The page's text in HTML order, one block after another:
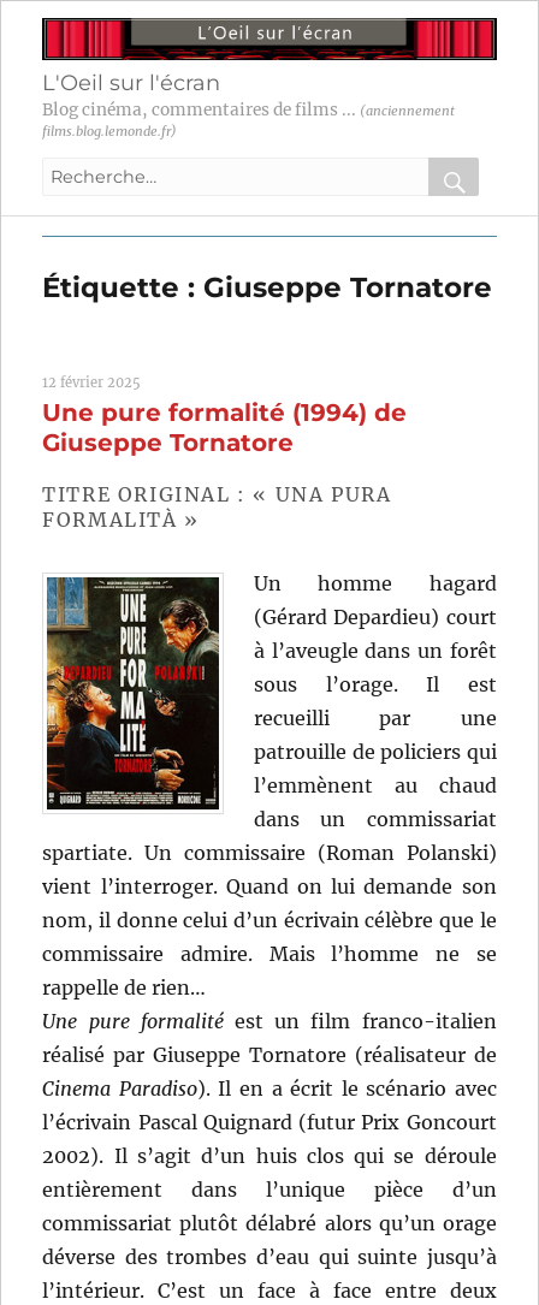
L'Oeil sur l'écran
Blog cinéma, commentaires de films ... (anciennement
films.blog.lemonde.fr)
Recherche
:
OK
Étiquette : Giuseppe Tornatore
12 février 2025
Une pure formalité (1994) de
Giuseppe Tornatore
TITRE ORIGINAL : « UNA PURA
FORMALITÀ »
Un homme hagard
(Gérard Depardieu) court
à l’aveugle dans un forêt
sous l’orage. Il est
recueilli par une
patrouille de policiers qui
l’emmènent au chaud
dans un commissariat
spartiate. Un commissaire (Roman Polanski)
vient l’interroger. Quand on lui demande son
nom, il donne celui d’un écrivain célèbre que le
commissaire admire. Mais l’homme ne se
rappelle de rien…
Une pure formalitéest un film franco-italien
réalisé par Giuseppe Tornatore (réalisateur de
Cinema Paradiso). Il en a écrit le scénario avec
l’écrivain Pascal Quignard (futur Prix Goncourt
2002). Il s’agit d’un huis clos qui se déroule
entièrement dans l’unique pièce d’un
commissariat plutôt délabré alors qu’un orage
déverse des trombes d’eau qui suinte jusqu’à
l’intérieur. C’est un face à face entre deux